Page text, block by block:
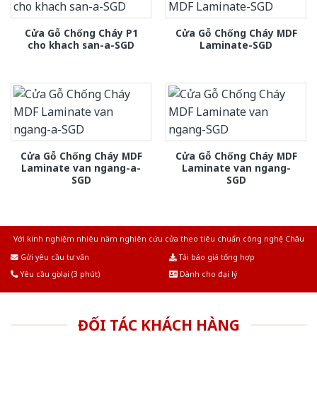
Cửa Gỗ Chống Cháy P1
cho khach san-a-SGD
Cửa Gỗ Chống Cháy MDF
Laminate-SGD
Cửa Gỗ Chống Cháy MDF
Laminate van ngang-a-
SGD
Cửa Gỗ Chống Cháy MDF
Laminate van ngang-
SGD
Với kinh nghiệm nhiêu năm nghiên cứu cửa theo tiêu chuẩn công nghệ Châu
Gửi yêu cầu tư vấn
Tải báo giá tổng hợp
Yêu cầu gọi lại (3 phút)
Dành cho đại lý
ĐỐI TÁC KHÁCH HÀNG